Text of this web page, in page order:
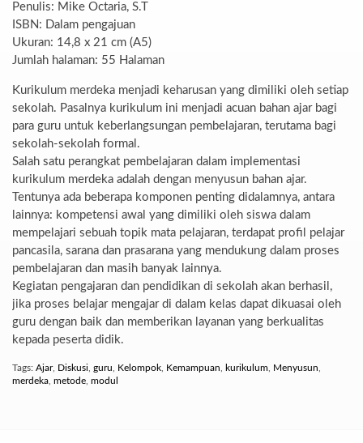
Penulis: Mike Octaria, S.T
ISBN: Dalam pengajuan
Ukuran: 14,8 x 21 cm (A5)
Jumlah halaman: 55 Halaman
Kurikulum merdeka menjadi keharusan yang dimiliki oleh setiap
sekolah. Pasalnya kurikulum ini menjadi acuan bahan ajar bagi
para guru untuk keberlangsungan pembelajaran, terutama bagi
sekolah-sekolah formal.
Salah satu perangkat pembelajaran dalam implementasi
kurikulum merdeka adalah dengan menyusun bahan ajar.
Tentunya ada beberapa komponen penting didalamnya, antara
lainnya: kompetensi awal yang dimiliki oleh siswa dalam
mempelajari sebuah topik mata pelajaran, terdapat profil pelajar
pancasila, sarana dan prasarana yang mendukung dalam proses
pembelajaran dan masih banyak lainnya.
Kegiatan pengajaran dan pendidikan di sekolah akan berhasil,
jika proses belajar mengajar di dalam kelas dapat dikuasai oleh
guru dengan baik dan memberikan layanan yang berkualitas
kepada peserta didik.
Tags: Ajar, Diskusi guru Kelompok Kemampuan kurikulum Menyusun
merdeka metode modul